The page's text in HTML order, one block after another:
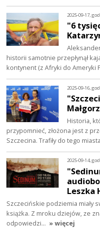
2025-09-17,
"6
historii samotnie przepłynął
kontynent (z Afryki do Ameryki
2025-09-16,
Historia,
przypomnieć, złożona jest z
Szczecina. Trafiły do tego
2025-09-14,
Leszka
Szczecińskie podziemia miały
książka. Z mroku dziejów, ze
odpowiedzi… » więcej